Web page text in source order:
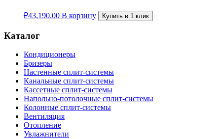
₽43,190.00 В корзину Купить в 1 клик
Каталог
Кондиционеры
Бризеры
Настенные сплит-системы
Канальные сплит-системы
Кассетные сплит-системы
Напольно-потолочные сплит-системы
Колонные сплит-системы
Вентиляция
Отопление
Увлажнители